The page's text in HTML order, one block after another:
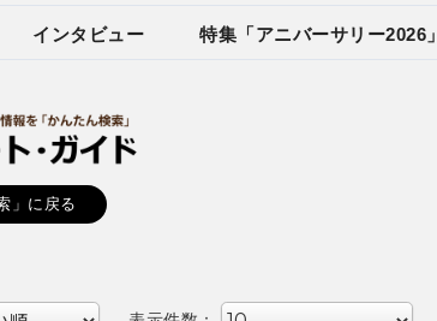
インタビュー 特集「アニバーサリー2026」
」に戻る